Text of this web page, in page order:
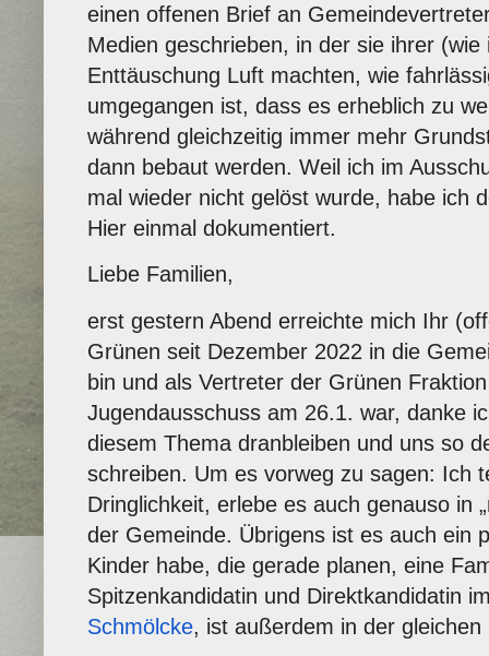
einen offenen Brief an
Medien geschrieben, in der sie ihrer
Enttäuschung Luft machten, wie
umgegangen ist, dass es erheblich zu
während gleichzeitig immer mehr
dann bebaut werden. Weil ich im
mal wieder nicht gelöst wurde, habe ich
Hier einmal dokumentiert.
Liebe Familien,
erst gestern Abend erreichte mich Ihr
Grünen seit Dezember 2022 in die
bin und als Vertreter der Grünen
Jugendausschuss am 26.1. war, danke
diesem Thema dranbleiben und uns so
schreiben. Um es vorweg zu sagen: Ich
Dringlichkeit, erlebe es auch genauso in
der Gemeinde. Übrigens ist es auch ein
Kinder habe, die gerade planen, eine
Spitzenkandidatin und Direktkandidatin
Schmölcke, ist außerdem in der